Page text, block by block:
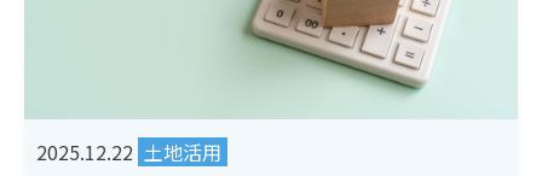
2025.12.22 土地活用